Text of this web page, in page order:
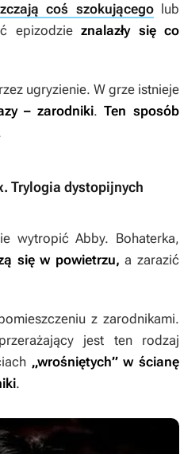
coś szokującegolub
epizodzieznalazły się co
ugryzienie. W grze istnieje
– zarodniki.Ten sposób
Trylogia dystopijnych
wytropić Abby. Bohaterka,
się w powietrzu,a zarazić
z zarodnikami.
jest ten rodzaj
„wrośniętych” w ścianę
.